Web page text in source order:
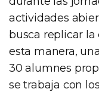
actividades
busca replicar
esta manera,
30 alumnes
se trabaja con